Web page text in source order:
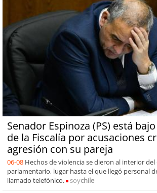
Senador Espinoza (PS) está
de la Fiscalía por acusaciones
agresión con su pareja
06-08 Hechos de violencia se dieron al interior
parlamentario, lugar hasta el que llegó personal
llamado telefónico.
soychile